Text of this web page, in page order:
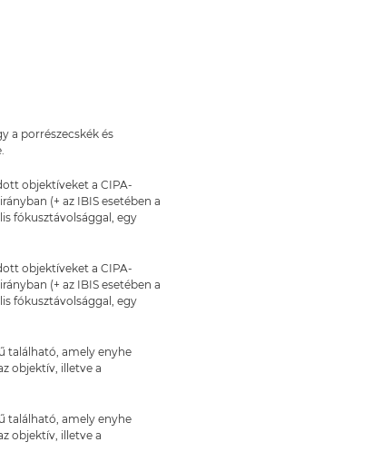
a porrészecskék és
objektíveket a CIPA-
(+ az IBIS esetében a
fókusztávolsággal, egy
objektíveket a CIPA-
(+ az IBIS esetében a
fókusztávolsággal, egy
található, amely enyhe
objektív, illetve a
található, amely enyhe
objektív, illetve a